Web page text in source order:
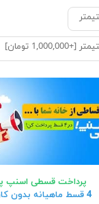
پرداخت قسطی اسنپ
4 قسط ماهیانه بدون کارمزد